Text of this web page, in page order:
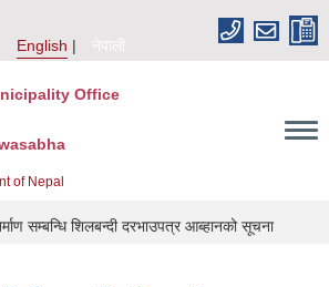
English
नेपाली
Office
of Nepal
सम्बन्धि शिलबन्दी दरभाउपत्र आब्हानको सूचना